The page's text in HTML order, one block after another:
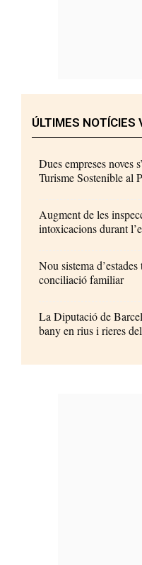
ÚLTIMES NOTÍCIES
Dues empreses noves
Turisme Sostenible al
Augment de les
intoxicacions durant
Nou sistema
conciliació familiar
La Diputació de
bany en rius i rieres